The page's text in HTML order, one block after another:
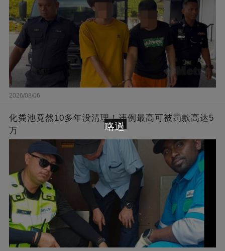
2026/08/06
化粪池竟然10多年没清理！违例最高可被罚款高达5
万
略過